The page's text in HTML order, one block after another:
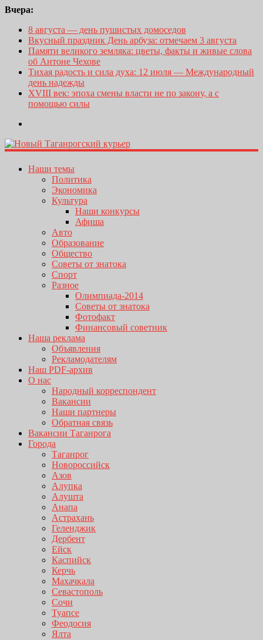
Вчера:
8 августа — день пушистых домоседов
Вкусный праздник День арбуза: отмечаем 3 августа
Памяти великого земляка: цветы, факты и живые слова
об Антоне Чехове
Тихая радость и сила духа: 12 июля — Международный
день надежды
XVIII век: эпоха смены власти не по закону, а с
помощью силы
Наши темы
Политика
Экономика
Культура
Наши конкурсы
Афиша
Авто
Образование
Общество
Советы от знатока
Спорт
Разное
Олимпиада-2014
Советы от знатока
Фотофакт
Финансовый советник
Наша реклама
Объявления
Рекламодателям
Наш PDF-архив
О нас
Народный корреспондент
Вакансии
Наши партнеры
Обратная связь
Вакансии Таганрога
Города
Таганрог
Новороссийск
Азов
Алупка
Алушта
Анапа
Астрахань
Геленджик
Дербент
Ейск
Каспийск
Керчь
Махачкала
Севастополь
Сочи
Туапсе
Феодосия
Ялта